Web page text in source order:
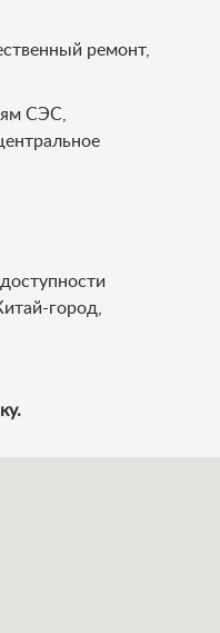
ремонт,
СЭС,
город,